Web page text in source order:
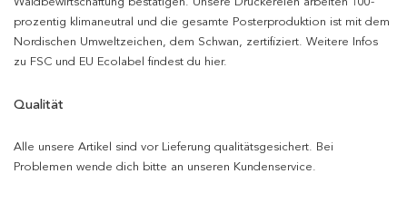
prozentig klimaneutral und die gesamte Posterproduktion ist mit dem
Nordischen Umweltzeichen, dem Schwan, zertifiziert. Weitere Infos
zu FSC und EU Ecolabel findest du hier.
Qualität
Alle unsere Artikel sind vor Lieferung qualitätsgesichert. Bei
Problemen wende dich bitte an unseren Kundenservice.